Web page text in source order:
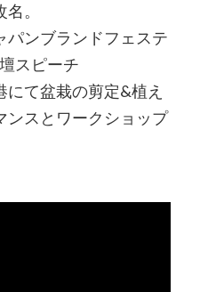
。
ンブランドフェステ
スピーチ
て盆栽の剪定&植え
ンスとワークショップ